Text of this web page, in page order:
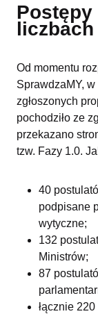
liczbach
Od momentu
SprawdzaMY,
zgłoszonych
pochodziło ze
przekazano
tzw. Fazy 1.0.
40
podpisane
wytyczne;
132
Ministrów;
87
łącznie